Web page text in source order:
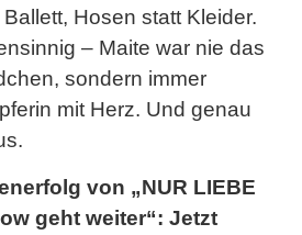
Hosen statt Kleider.
– Maite war nie das
sondern immer
mit Herz. Und genau
von „NUR LIEBE
geht weiter“: Jetzt